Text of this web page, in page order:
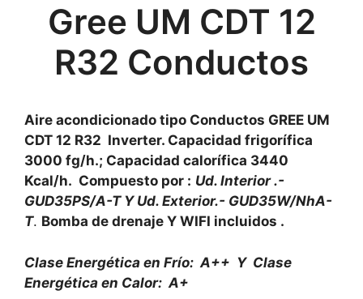
Gree UM CDT 12
R32 Conductos
Aire acondicionado tipo Conductos GREE UM
CDT 12 R32 Inverter. Capacidad frigorífica
3000 fg/h.; Capacidad calorífica 3440
Kcal/h. Compuesto por : Ud. Interior .-
GUD35PS/A-T Y Ud. Exterior.- GUD35W/NhA-
T. Bomba de drenaje Y WIFI incluidos .
Clase Energética en Frío: A++ Y Clase
Energética en Calor: A+